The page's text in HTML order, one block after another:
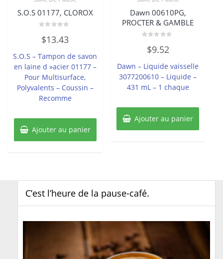
S.O.S 01177, CLOROX
0
sur
$13.43
S.O.S – Tampon de savon
en laine d »acier 01177 –
Pour Multisurface,
Polyvalents – Coussin –
Recomme
Ajouter au panier
Dawn 00610PG,
PROCTER & GAMBLE
sur
$9.52
Dawn – Liquide vaisselle
3077200610 – Liquide –
431 mL – 1 chaque
Ajouter au panier
C’est l’heure de la pause-café.